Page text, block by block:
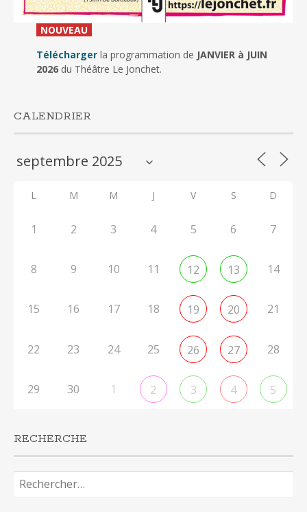
NOUVEAU_
Télécharger la programmation de JANVIER à JUIN
2026du Théâtre Le Jonchet.
CALENDRIER
L M M J V S D
1 2 3 4 5 6 7
8 9 10 11 12 13 14
15 16 17 18 19 20 21
22 23 24 25 26 27 28
29 30 1 2 3 4 5
RECHERCHE
Rechercher :